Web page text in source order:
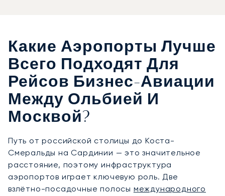
Какие Аэропорты Лучше
Всего Подходят Для
Рейсов Бизнес-Авиации
Между Ольбией И
Москвой?
Путь от российской столицы до Коста-
Смеральды на Сардинии — это значительное
расстояние, поэтому инфраструктура
аэропортов играет ключевую роль. Две
взлётно-посадочные полосы международного